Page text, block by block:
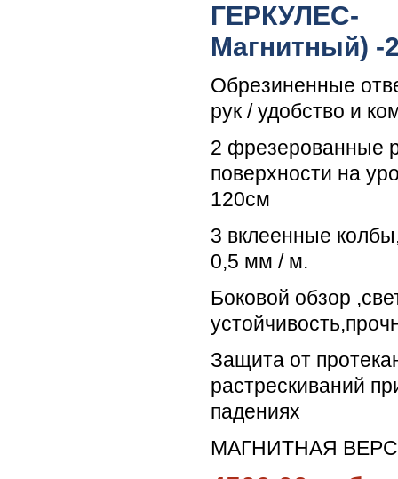
ГЕРКУЛЕС-
Магнитный) -
Обрезиненные
рук / удобство и
2 фрезерованные
поверхности на
120см
3 вклеенные
0,5 мм / м.
Боковой обзор
Защита от
растрескиваний
падениях
МАГНИТНАЯ